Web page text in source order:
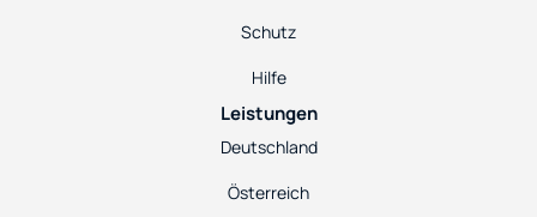
Schutz
Hilfe
Leistungen
Deutschland
Österreich